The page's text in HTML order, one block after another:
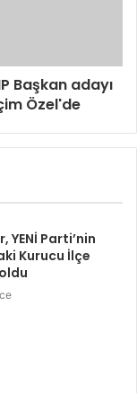
Başkan adayı
Özel'de
YENİ Parti’nin
Kurucu İlçe